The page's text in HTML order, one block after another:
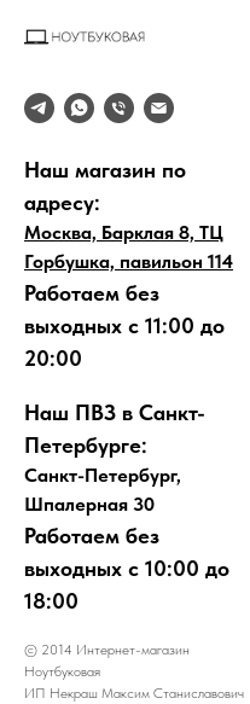
Наш магазин по
адресу:
Москва, Барклая 8, ТЦ
Горбушка, павильон 114
Работаем без
выходных с 11:00 до
20:00
Наш ПВЗ в Санкт-
Петербурге:
Санкт-Петербург,
Шпалерная 30
Работаем без
выходных с 10:00 до
18:00
© 2014 Интернет-магазин
Ноутбуковая
ИП Некраш Максим Станиславович